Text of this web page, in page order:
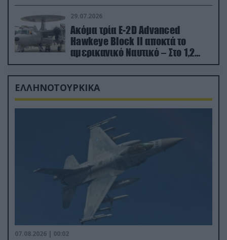
29.07.2026
Ακόμα τρία E-2D Advanced
Hawkeye Block II αποκτά το
αμερικανικό Ναυτικό – Στο 1,2
δισ.δολάρια το κόστος
ΕΛΛΗΝΟΤΟΥΡΚΙΚΑ
07.08.2026 | 00:02